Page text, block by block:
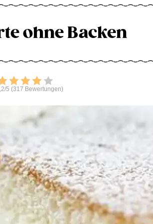
ohne Backen
Bewerten
5 (317 Bewertungen)